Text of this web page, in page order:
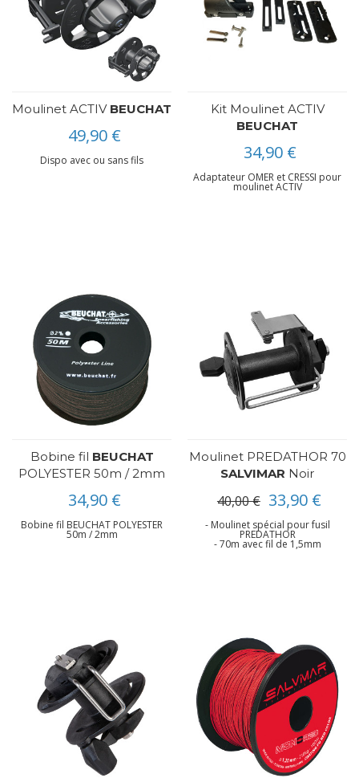
Moulinet ACTIV BEUCHAT
49,90 €
Dispo avec ou sans fils
Kit Moulinet ACTIV
BEUCHAT
34,90 €
Adaptateur OMER et CRESSI pour
moulinet ACTIV
Bobine fil BEUCHAT
POLYESTER 50m / 2mm
34,90 €
Bobine fil BEUCHAT POLYESTER
50m / 2mm
Moulinet PREDATHOR 70
SALVIMAR Noir
40,00 € 33,90 €
- Moulinet spécial pour fusil
PREDATHOR
- 70m avec fil de 1,5mm